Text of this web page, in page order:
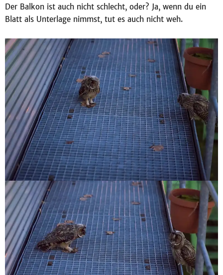
Der Balkon ist auch nicht schlecht, oder? Ja, wenn du ein
Blatt als Unterlage nimmst, tut es auch nicht weh.